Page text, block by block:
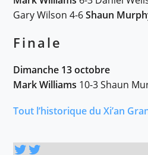
Gary Wilson 4-6Shaun
Finale
Dimanche 13 octobre
Mark Williams 10-3 Shaun
Tout l’historique du Xi’an
Twitter
Twitter